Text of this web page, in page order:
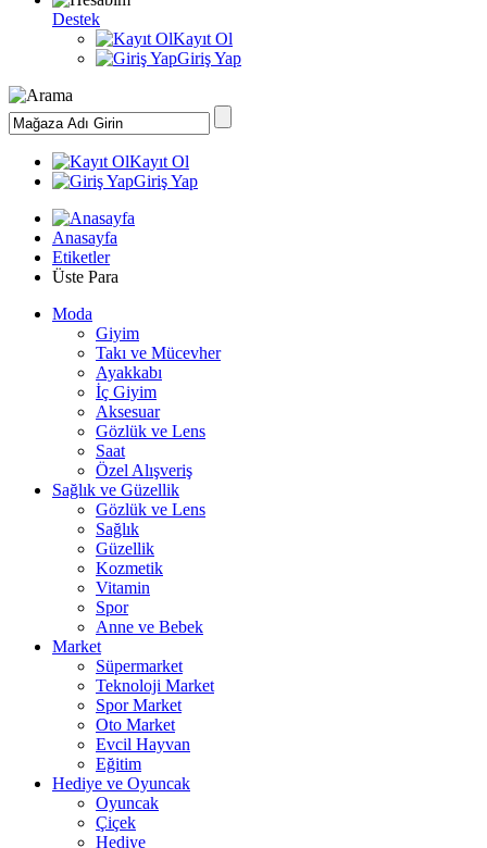
Destek
Kayıt Ol
Giriş Yap
Kayıt Ol
Giriş Yap
Anasayfa
Etiketler
Üste Para
Moda
Giyim
Takı ve Mücevher
Ayakkabı
İç Giyim
Aksesuar
Gözlük ve Lens
Saat
Özel Alışveriş
Sağlık ve Güzellik
Gözlük ve Lens
Sağlık
Güzellik
Kozmetik
Vitamin
Spor
Anne ve Bebek
Market
Süpermarket
Teknoloji Market
Spor Market
Oto Market
Evcil Hayvan
Eğitim
Hediye ve Oyuncak
Oyuncak
Çiçek
Hediye